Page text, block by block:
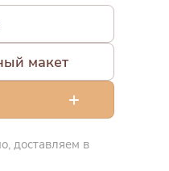
макет
доставляем в